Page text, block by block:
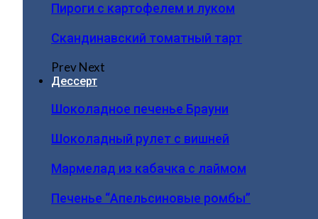
Пироги c картофелем и луком
Скандинавский томатный тарт
PrevNext
Дессерт
Шоколадное печенье Брауни
Шоколадный рулет с вишней
Мармелад из кабачка с лаймом
Печенье “Апельсиновые ромбы”